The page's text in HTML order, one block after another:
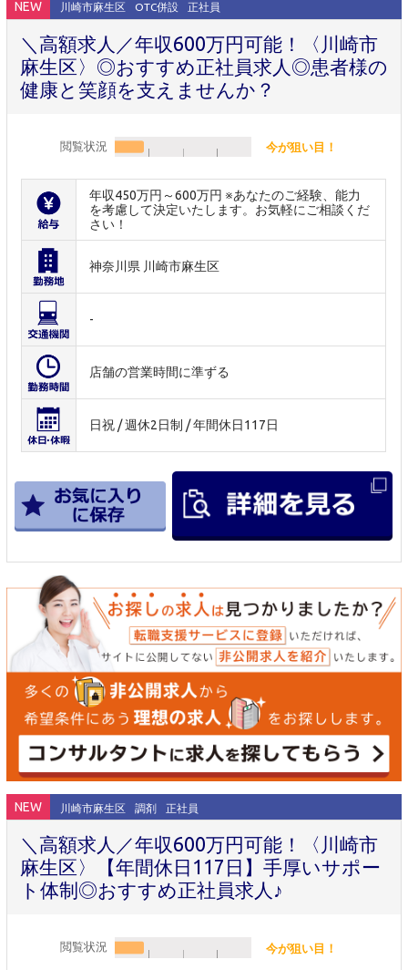
NEW 川崎市麻生区 OTC併設 正社員
＼高額求人／年収600万円可能！〈川崎市
麻生区〉◎おすすめ正社員求人◎患者様の
健康と笑顔を支えませんか？
閲覧状況 今が狙い目！
年収450万円～600万円 ※あなたのご経験、能力
を考慮して決定いたします。お気軽にご相談くだ
さい！
神奈川県 川崎市麻生区
-
店舗の営業時間に準ずる
日祝 / 週休2日制 / 年間休日117日
NEW 川崎市麻生区 調剤 正社員
＼高額求人／年収600万円可能！〈川崎市
麻生区〉【年間休日117日】手厚いサポー
ト体制◎おすすめ正社員求人♪
閲覧状況 今が狙い目！